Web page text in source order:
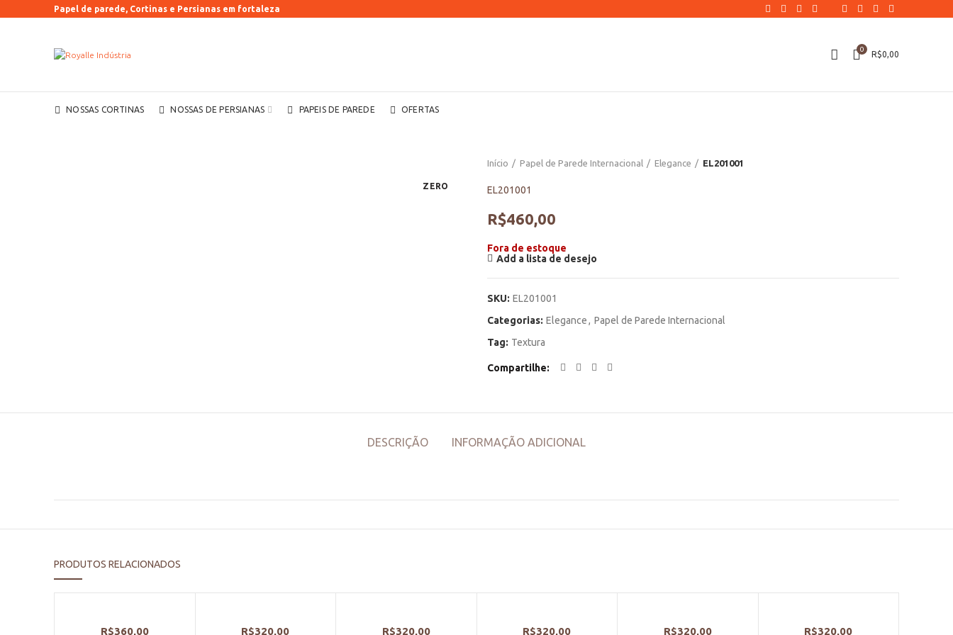
Papel de parede, Cortinas e Persianas em fortaleza
0
R$0,00
NOSSAS CORTINAS NOSSAS DE PERSIANAS PAPEIS DE PAREDE OFERTAS
ZERO
Início Papel de Parede Internacional Elegance EL201001
EL201001
R$460,00
Fora de estoque
Add a lista de desejo
SKU: EL201001
Categorias: Elegance, Papel de Parede Internacional
Tag: Textura
Compartilhe
DESCRIÇÃO INFORMAÇÃO ADICIONAL
PRODUTOS RELACIONADOS
R$360,00 R$320,00 R$320,00 R$320,00 R$320,00 R$320,00